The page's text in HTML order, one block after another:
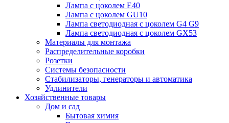
Лампа с цоколем E40
Лампа с цоколем GU10
Лампа светодиодная с цоколем G4 G9
Лампа светодиодная с цоколем GX53
Материалы для монтажа
Распределительные коробки
Розетки
Системы безопасности
Стабилизаторы, генераторы и автоматика
Удлинители
Хозяйственные товары
Дом и сад
Бытовая химия